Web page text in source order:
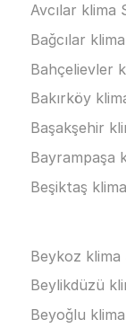
Avcılar klima
Bağcılar
Bahçelievler
Bakırköy
Başakşehir
Bayrampaşa
Beşiktaş
Beykoz klima
Beylikdüzü
Beyoğlu